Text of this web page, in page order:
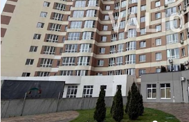
продажа по переуступке. Цена 43 000 у.е. +38 050 213 87 71, +38
095 490 54 11, Наталия valion.ua/1153215